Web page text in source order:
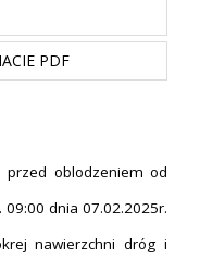
PDF
przed oblodzeniem od
dnia 07.02.2025r.
nawierzchni dróg i